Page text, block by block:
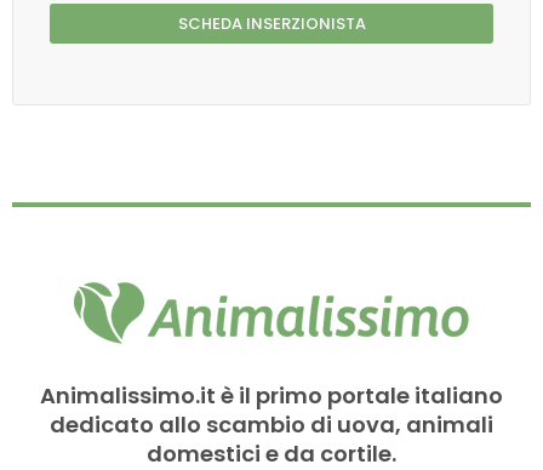
SCHEDA INSERZIONISTA
Animalissimo.it è il primo portale italiano
dedicato allo scambio di uova, animali
domestici e da cortile.